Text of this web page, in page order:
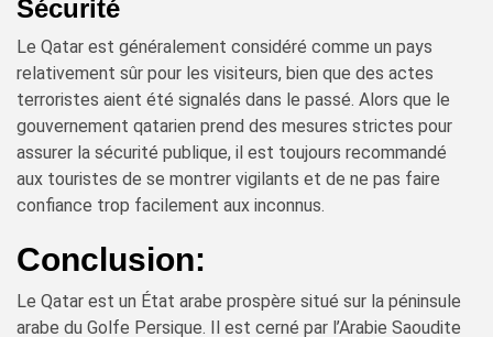
Sécurité
Le Qatar est généralement considéré comme un pays
relativement sûr pour les visiteurs, bien que des actes
terroristes aient été signalés dans le passé. Alors que le
gouvernement qatarien prend des mesures strictes pour
assurer la sécurité publique, il est toujours recommandé
aux touristes de se montrer vigilants et de ne pas faire
confiance trop facilement aux inconnus.
Conclusion:
Le Qatar est un État arabe prospère situé sur la péninsule
arabe du Golfe Persique. Il est cerné par l’Arabie Saoudite